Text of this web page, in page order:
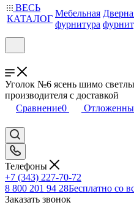
ВЕСЬ
КАТАЛОГ
Мебельная
фурнитура
Уголок №6 ясень шимо
производителя с доставкой
Сравнение0
Телефоны
+7 (343) 227-70-72
8 800 201 94 28Бесплатно со
Заказать звонок